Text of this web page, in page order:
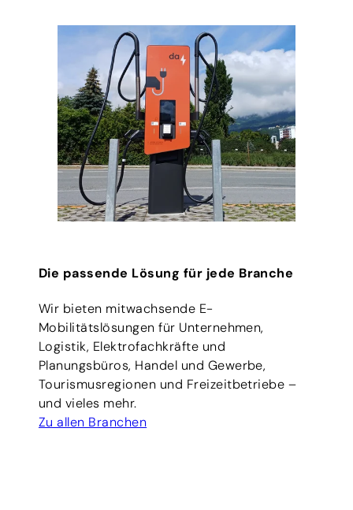
Die passende Lösung für jede Branche
Wir bieten mitwachsende E-
Mobilitätslösungen für Unternehmen,
Logistik, Elektrofachkräfte und
Planungsbüros, Handel und Gewerbe,
Tourismusregionen und Freizeitbetriebe –
und vieles mehr.
Zu allen Branchen